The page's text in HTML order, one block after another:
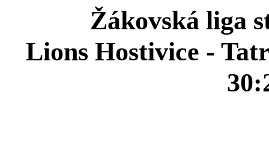
Žákovská liga
Lions Hostivice -